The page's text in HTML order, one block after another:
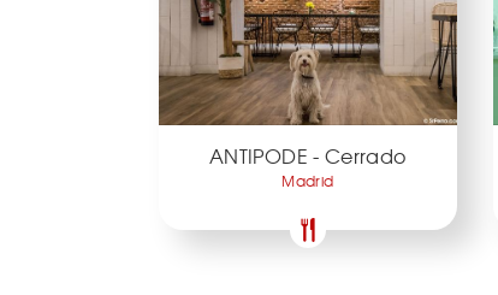
ANTIPODE - Cerrado
Madrid